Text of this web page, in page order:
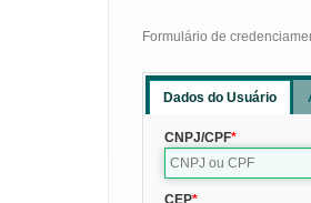
Formulário de
Dados do Usuário
CNPJ/CPF
CEP